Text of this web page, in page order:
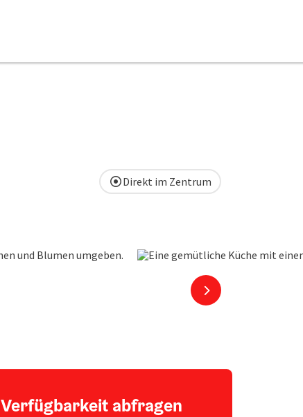
nächstes Element
Direkt im Zentrum
Verfügbarkeit abfragen